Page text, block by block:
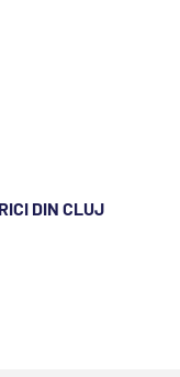
DIN CLUJ